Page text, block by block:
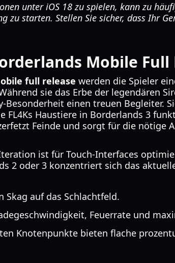
unter iOS 18 zu spielen, kann zu
zu starten. Stellen Sie sicher, dass Ihr
Mobile Full
full release werden die Spieler
sie das Erbe der legendären
einen treuen Begleiter.
FL4Ks Haustiere in Borderlands 3
Feinde und sorgt für die nötige
ist für Touch-Interfaces
2 oder 3 konzentriert sich das
Skag auf das Schlachtfeld.
Feuerrate und
Knotenpunkte bieten flache